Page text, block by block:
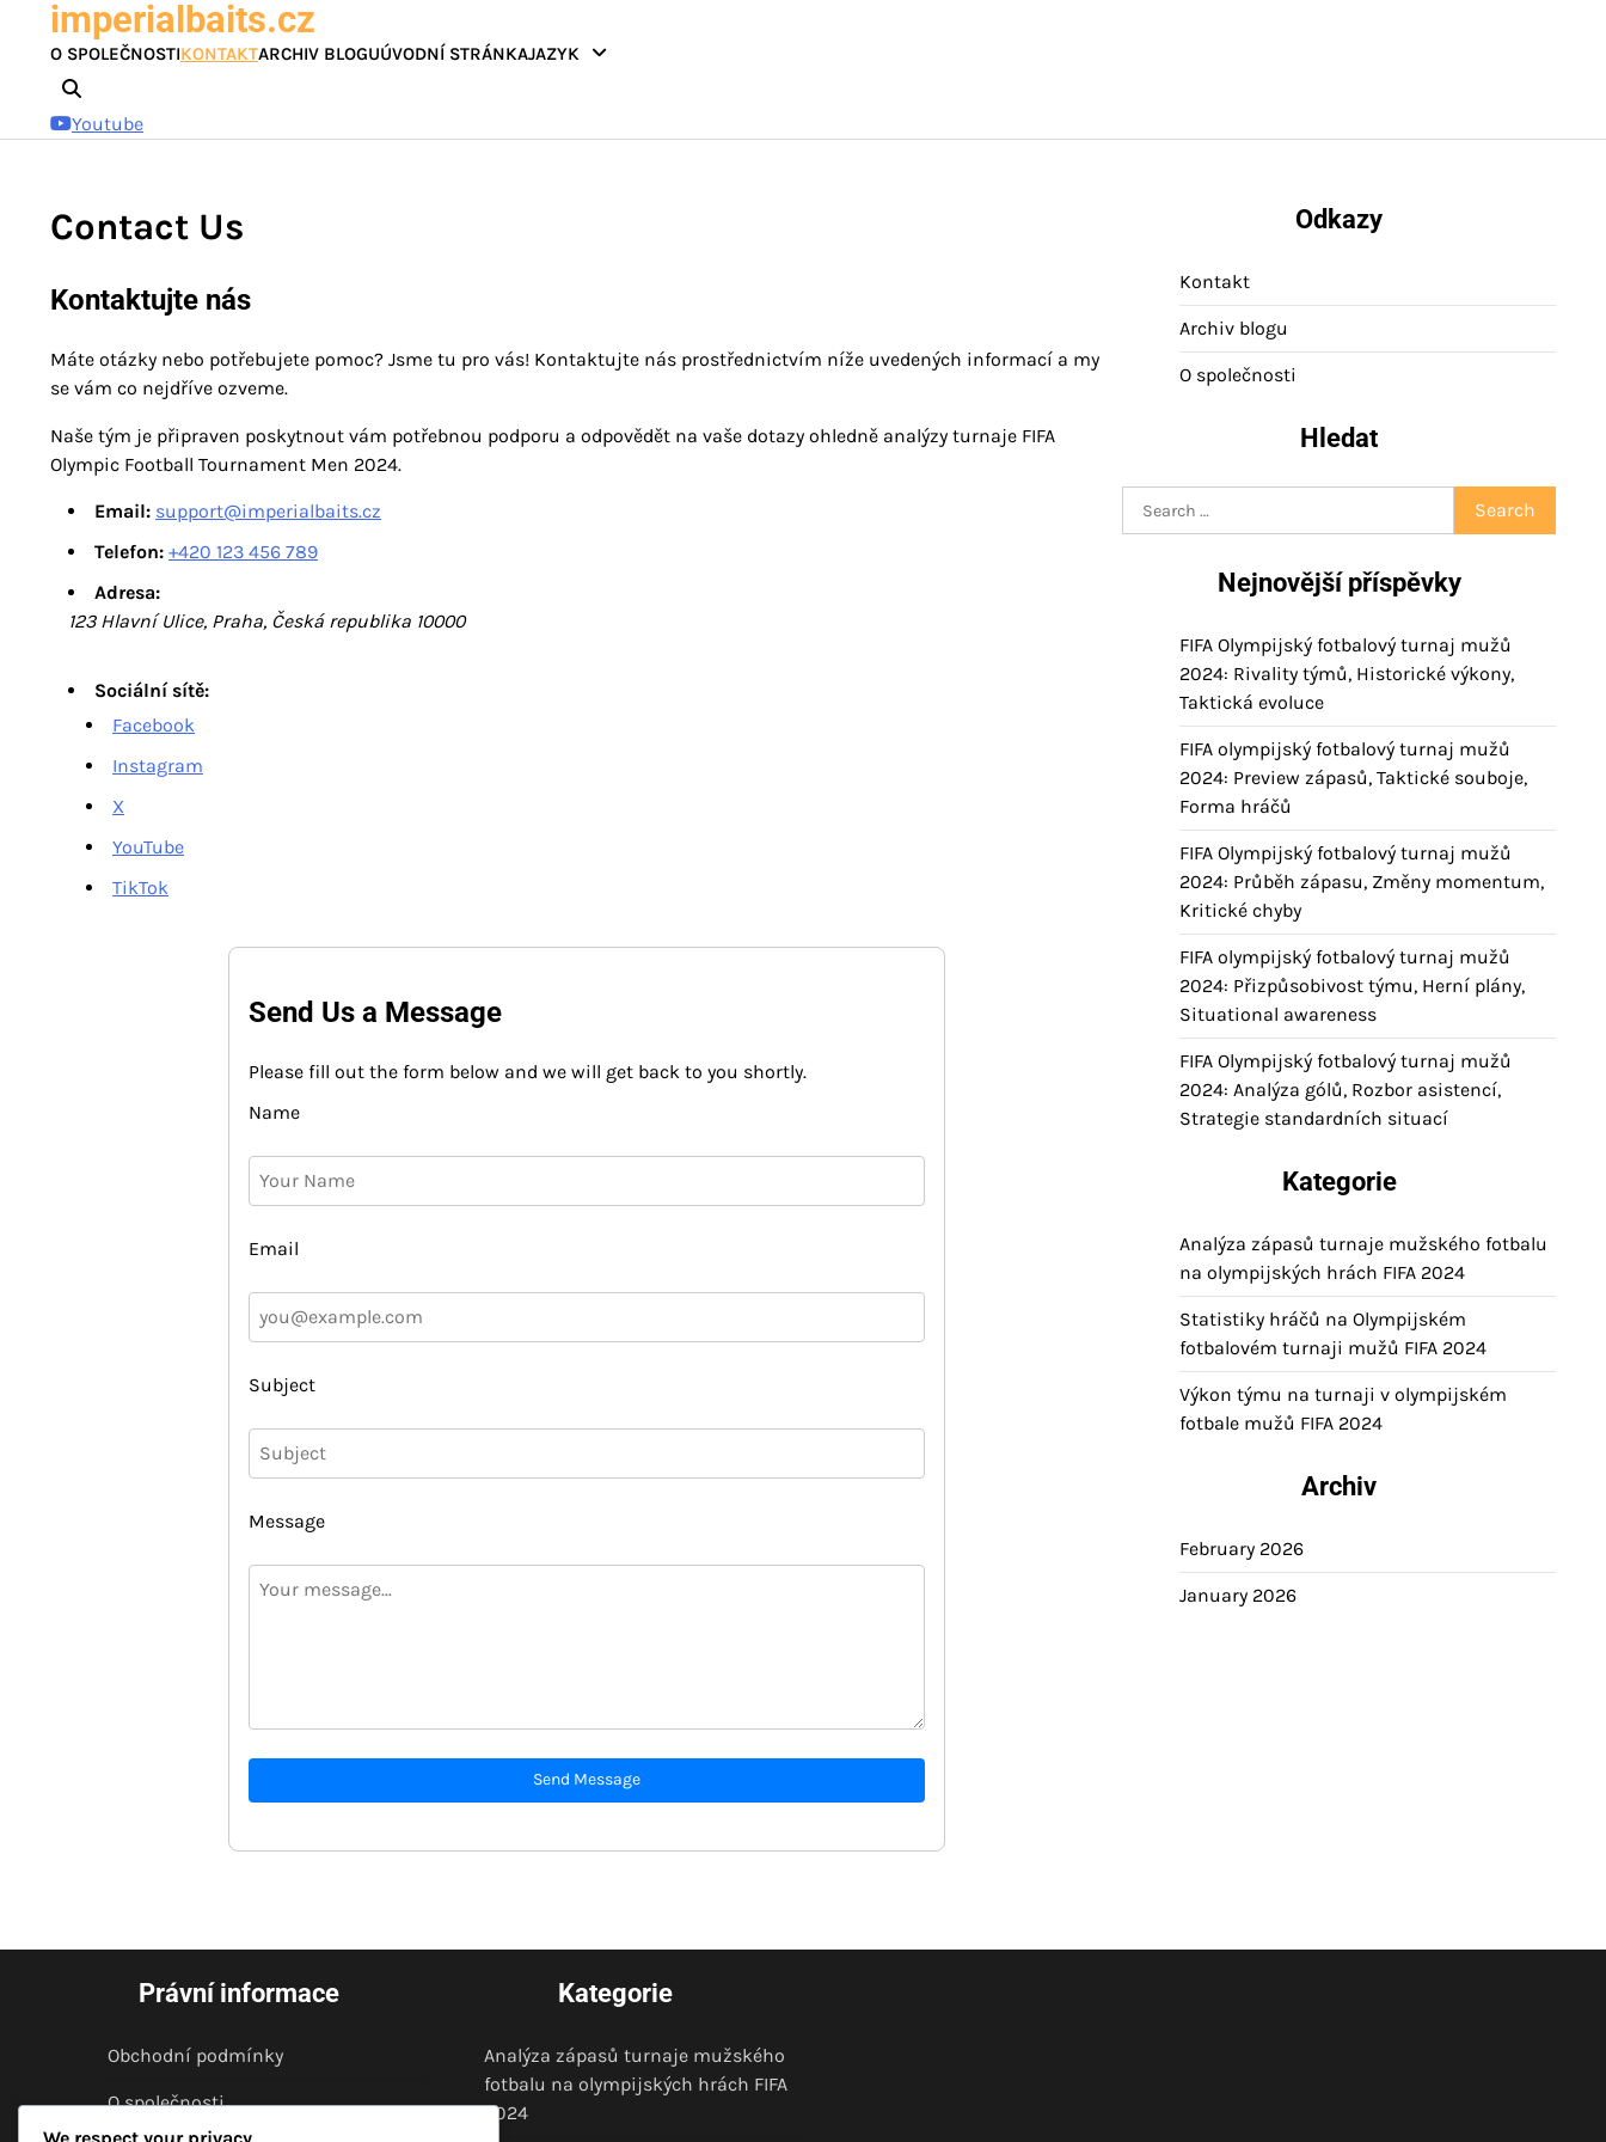
imperialbaits.cz
O SPOLEČNOSTIKONTAKTARCHIV BLOGUÚVODNÍ STRÁNKAJAZYK
Youtube
Contact Us
Kontaktujte nás
Máte otázky nebo potřebujete pomoc? Jsme tu pro vás! Kontaktujte nás prostřednictvím níže uvedených informací a my
se vám co nejdříve ozveme.
Naše tým je připraven poskytnout vám potřebnou podporu a odpovědět na vaše dotazy ohledně analýzy turnaje FIFA
Olympic Football Tournament Men 2024.
Email: support@imperialbaits.cz
Telefon: +420 123 456 789
Adresa:
123 Hlavní Ulice, Praha, Česká republika 10000
Sociální sítě:
Facebook
Instagram
X
YouTube
TikTok
Send Us a Message
Please fill out the form below and we will get back to you shortly.
Name
Email
Subject
Message
Send Message
Odkazy
Kontakt
Archiv blogu
O společnosti
Hledat
for:
Nejnovější příspěvky
FIFA Olympijský fotbalový turnaj mužů
2024: Rivality týmů, Historické výkony,
Taktická evoluce
FIFA olympijský fotbalový turnaj mužů
2024: Preview zápasů, Taktické souboje,
Forma hráčů
FIFA Olympijský fotbalový turnaj mužů
2024: Průběh zápasu, Změny momentum,
Kritické chyby
FIFA olympijský fotbalový turnaj mužů
2024: Přizpůsobivost týmu, Herní plány,
Situational awareness
FIFA Olympijský fotbalový turnaj mužů
2024: Analýza gólů, Rozbor asistencí,
Strategie standardních situací
Kategorie
Analýza zápasů turnaje mužského fotbalu
na olympijských hrách FIFA 2024
Statistiky hráčů na Olympijském
fotbalovém turnaji mužů FIFA 2024
Výkon týmu na turnaji v olympijském
fotbale mužů FIFA 2024
Archiv
February 2026
January 2026
Právní informace
Obchodní podmínky
O společnosti
Kategorie
Analýza zápasů turnaje mužského
fotbalu na olympijských hrách FIFA
2024